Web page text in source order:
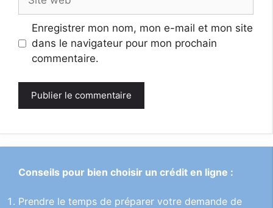
web
Enregistrer mon nom, mon e-mail et mon site
dans le navigateur pour mon prochain
commentaire.
Conseils pour bien choisir un crédit en ligne :
Prendre le temps de préparer votre demande de